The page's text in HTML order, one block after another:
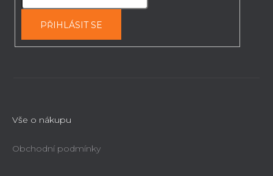
PŘIHLÁSIT SE
Vše o nákupu
Obchodní podmínky